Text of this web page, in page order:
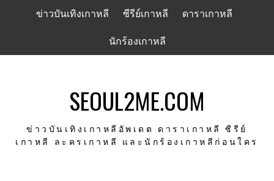
ข่าวบันเทิงเกาหลี ซีรีย์เกาหลี ดาราเกาหลี
นักร้องเกาหลี
SEOUL2ME.COM
ข่าวบันเทิงเกาหลีอัพเดต ดาราเกาหลี ซีรีย์
เกาหลี ละครเกาหลี และนักร้องเกาหลีก่อนใคร